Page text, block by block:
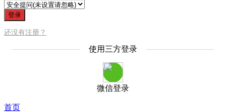
登录
还没有注册？
使用三方登录
微信登录
首页